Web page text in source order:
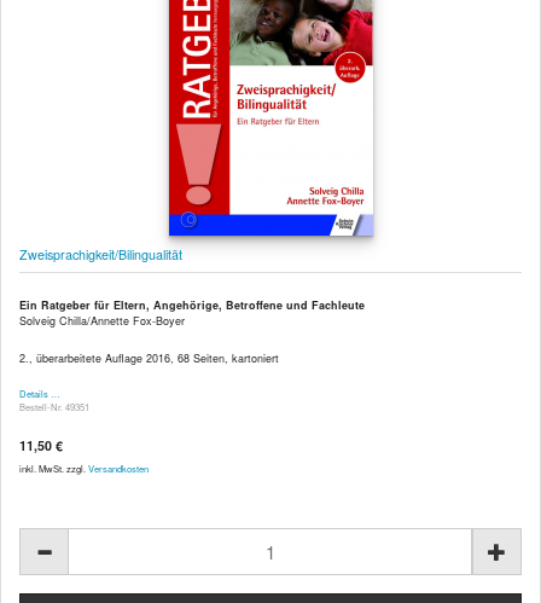
Zweisprachigkeit/Bilingualität
Ein Ratgeber für Eltern, Angehörige, Betroffene und Fachleute
Solveig Chilla/Annette Fox-Boyer
2., überarbeitete Auflage 2016, 68 Seiten, kartoniert
Details …
Bestell-Nr. 49351
11,50 €
inkl. MwSt. zzgl. Versandkosten